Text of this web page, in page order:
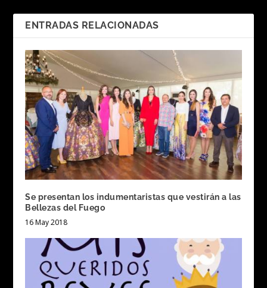
ENTRADAS RELACIONADAS
Se presentan los indumentaristas que vestirán a las
Bellezas del Fuego
16 May 2018